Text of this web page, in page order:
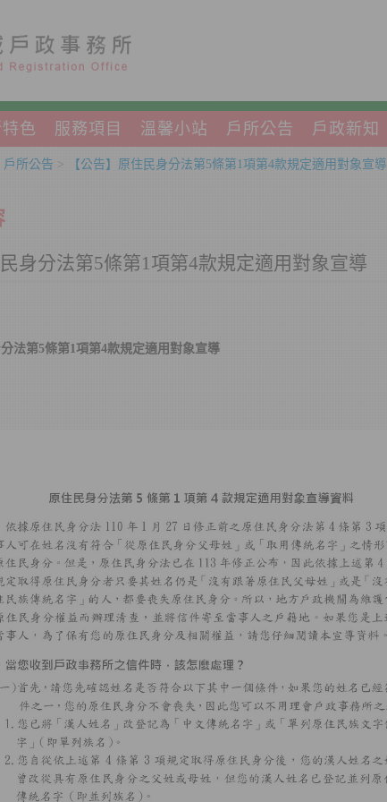
色 服務項目 溫馨小站 戶所公告 戶政新知
戶所公告 > 【公告】原住民身分法第5條第1項第4款規定適用對象宣導
身分法第5條第1項第4款規定適用對象宣導
法第5條第1項第4款規定適用對象宣導